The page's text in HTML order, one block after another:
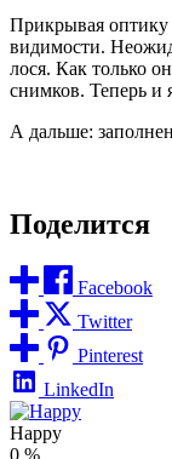
Прикрывая оптику
видимости.
лося. Как только
снимков. Теперь и
А дальше:
Поделится
Facebook
Twitter
Pinterest
LinkedIn
Happy
0 %